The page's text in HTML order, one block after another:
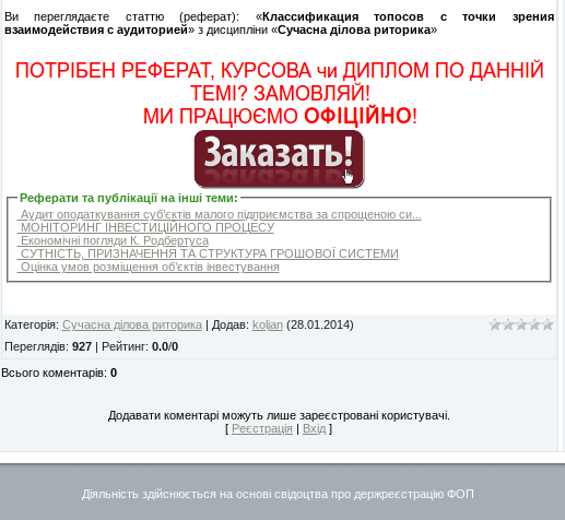
Ви переглядаєте статтю (реферат): «Классификация топосов с точки зрения
взаимодействия с аудиторией» з дисципліни «Сучасна ділова риторика»
Реферати та публікації на інші теми:
Аудит оподаткування суб’єктів малого підприємства за спрощеною си...
МОНІТОРИНГ ІНВЕСТИЦІЙНОГО ПРОЦЕСУ
Економічні погляди К. Родбертуса
СУТНІСТЬ, ПРИЗНАЧЕННЯ ТА СТРУКТУРА ГРОШОВОЇ СИСТЕМИ
Оцінка умов розміщення об’єктів інвестування
Категорія: Сучасна ділова риторика| Додав: koljan(28.01.2014)
Переглядів: 927| Рейтинг: 0.0/0
Всього коментарів: 0
Додавати коментарі можуть лише зареєстровані користувачі.
[ Реєстрація | Вхід ]
Діяльність здійснюється на основі свідоцтва про держреєстрацію ФОП